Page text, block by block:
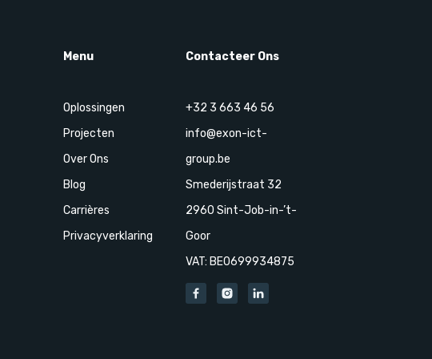
Menu
Oplossingen
Projecten
Over Ons
Blog
Carrières
Privacyverklaring
Contacteer Ons
+32 3 663 46 56
info@exon-ict-
group.be
Smederijstraat 32
2960 Sint-Job-in-’t-
Goor
VAT: BE0699934875